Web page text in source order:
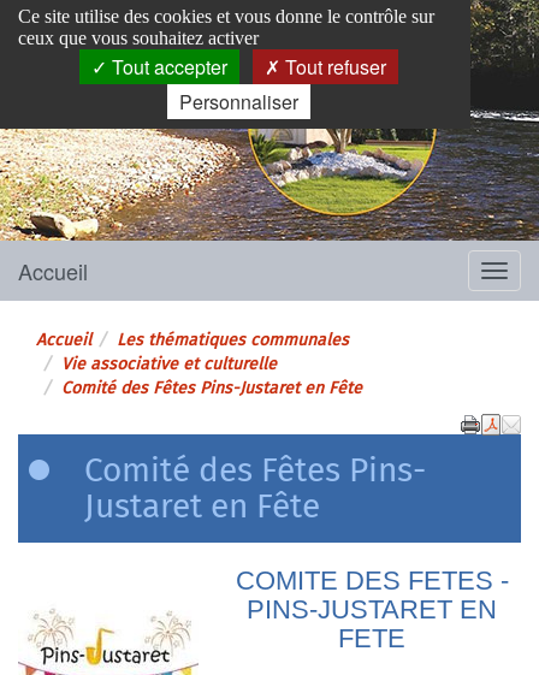
Pins-Justaret
Site officiel de la mairie
Menu
Accueil
Accueil
Les thématiques communales
Vie associative et culturelle
Comité des Fêtes Pins-Justaret en Fête
Comité des Fêtes Pins-
Justaret en Fête
COMITE DES FETES -
PINS-JUSTARET EN
FETE
Panneau de gestion des cookies
Ce site utilise des cookies et vous donne le contrôle sur
ceux que vous souhaitez activer
Tout accepter
Tout refuser
Personnaliser